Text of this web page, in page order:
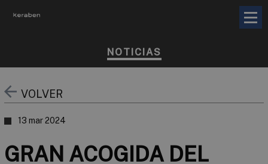
NOTICIAS
VOLVER
13 mar 2024
GRAN ACOGIDA DEL